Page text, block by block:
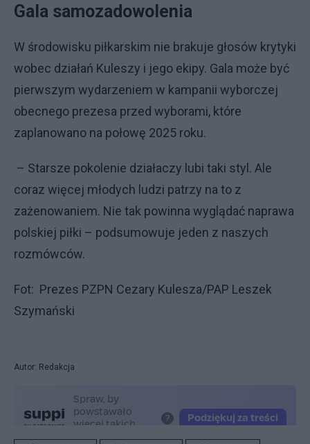
Gala samozadowolenia
W środowisku piłkarskim nie brakuje głosów krytyki
wobec działań Kuleszy i jego ekipy. Gala może być
pierwszym wydarzeniem w kampanii wyborczej
obecnego prezesa przed wyborami, które
zaplanowano na połowę 2025 roku.
– Starsze pokolenie działaczy lubi taki styl. Ale
coraz więcej młodych ludzi patrzy na to z
zażenowaniem. Nie tak powinna wyglądać naprawa
polskiej piłki – podsumowuje jeden z naszych
rozmówców.
Fot: Prezes PZPN Cezary Kulesza/PAP Leszek
Szymański
Autor: Redakcja